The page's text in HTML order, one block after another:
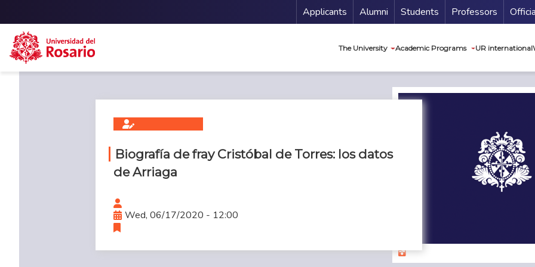
Menu Secundario
Applicants Alumni Students Professors
The University Academic Programs UR international
Biografía de fray Cristóbal de Torres: los datos
de Arriaga
Wed, 06/17/2020 - 12:00